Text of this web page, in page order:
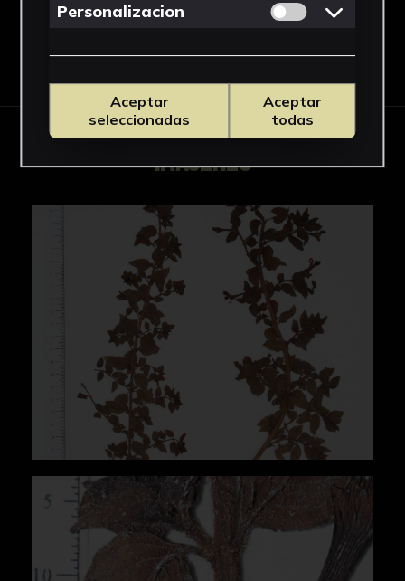
Descargar Ficha
IMÁGENES
Personalizacion Permitir cookies
Aceptar
seleccionadas
Aceptar
todas